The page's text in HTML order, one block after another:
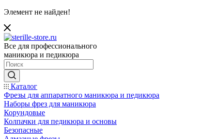
Элемент не найден!
Все для профессионального
маникюра и педикюра
Каталог
Фрезы для аппаратного маникюра и педикюра
Наборы фрез для маникюра
Корундовые
Колпачки для педикюра и основы
Безопасные